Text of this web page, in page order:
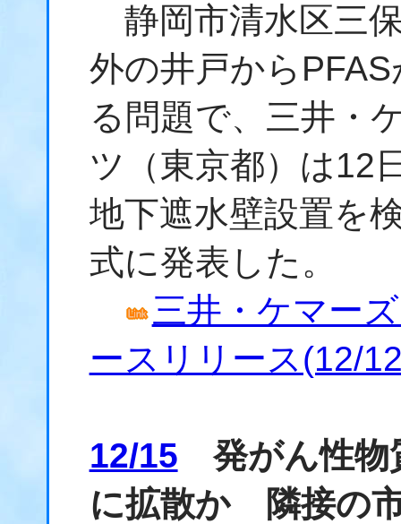
静岡市清水区三
外の井戸から
る問題で、三井・
ツ（東京都）は12
地下遮水壁設置を
式に発表した。
三井・ケマー
ースリリース(12/
12/15 発がん性物
に拡散か 隣接の